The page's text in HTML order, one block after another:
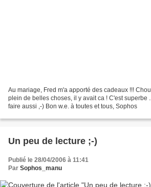
Au mariage, Fred m'a apporté des cadeaux !!!
plein de belles choses, il y avait ca ! C'est superbe
faire aussi ,-) Bon w.e. à toutes et tous, Sophos
Un peu de lecture ;-)
Publié le 28/04/2006 à 11:41
Par Sophos_manu